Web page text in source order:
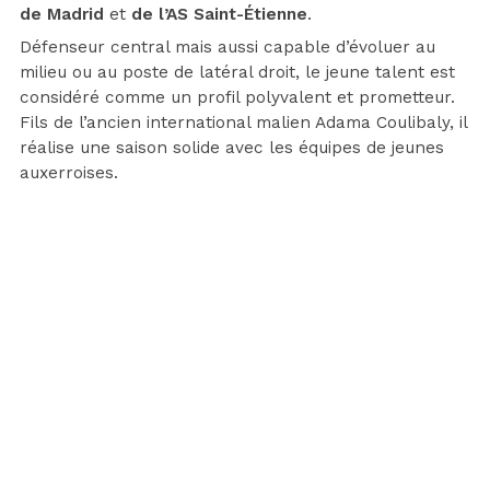
de Madrid et de l’AS Saint-Étienne.
Défenseur central mais aussi capable d’évoluer au
milieu ou au poste de latéral droit, le jeune talent est
considéré comme un profil polyvalent et prometteur.
Fils de l’ancien international malien Adama Coulibaly, il
réalise une saison solide avec les équipes de jeunes
auxerroises.